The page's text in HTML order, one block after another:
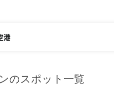
港
のスポット一覧